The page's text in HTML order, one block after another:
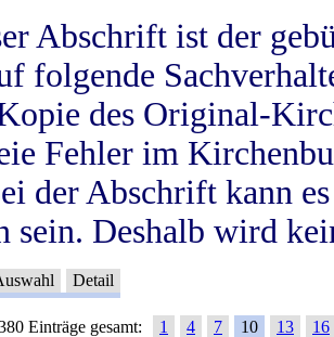
Abschrift ist der
folgende
des Original-
Fehler im
der Abschrift kann
sein. Deshalb wird
Detail
Einträge gesamt: 1 4 7 10 13
16